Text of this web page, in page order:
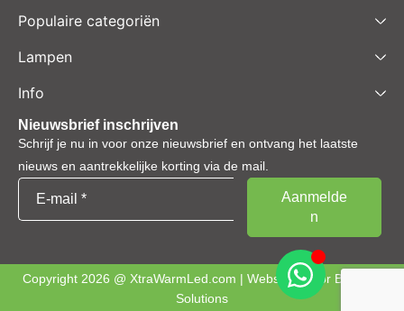
Populaire categoriën
Lampen
Info
Nieuwsbrief inschrijven
Schrijf je nu in voor onze nieuwsbrief en ontvang het laatste
nieuws en aantrekkelijke korting via de mail.
Copyright 2026 @ XtraWarmLed.com | Webshop door BEWISE
Solutions